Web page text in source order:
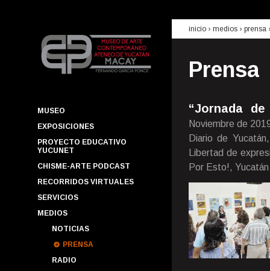
MUSEO
EXPOSICIONES
PROYECTO EDUCATIVO
YUCUNET
CHISME-ARTE PODCAST
RECORRIDOS VIRTUALES
SERVICIOS
MEDIOS
NOTICIAS
PRENSA
RADIO
inicio › medios › prensa
Prensa
“Jornada
Noviembre de
Diario de
Libertad de
Por Esto!,